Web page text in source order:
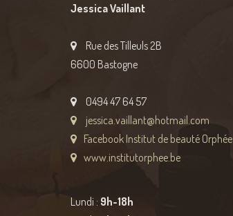
Jessica Vaillant
Rue des Tilleuls 2B
6600 Bastogne
0494 47 64 57
jessica.vaillant@hotmail.com
Facebook Institut de beauté Orphée
www.institutorphee.be
Lundi : 9h-18h